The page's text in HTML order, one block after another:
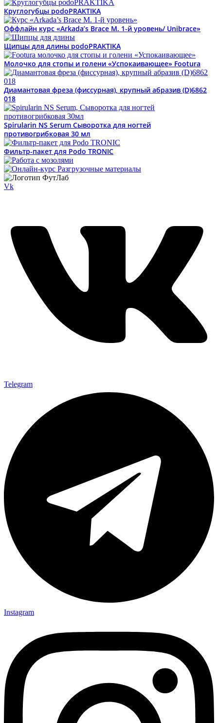
Круглогубцы podoPRAKTIKA
Оффлайн курс «Arkada’s Brace M. 1-й уровень/ Unibrace»
Щипцы для длины podoPRAKTIKA
Молочко для стопы и голени «Успокаивающее» Footura
Диамантовая фреза (фиссурная), крупный абразив (D)6862
018
Spirularin NS Serum Сыворотка для ногтей
противогрибковая 30 мл
Фильтр-пакет для Podo TRONIC
Vk
Telegram
Instagram